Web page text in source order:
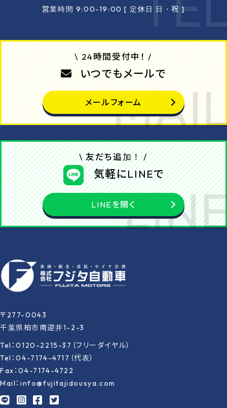
営業時間 9:00-19:00 [ 定休日 日・祝 ]
\ 24時間受付中！ /
いつでもメールで
メールフォーム
\ 友だち追加！ /
気軽にLINEで
LINEを開く
〒277-0043
千葉県柏市南逆井1-2-3
Tel：0120-2215-37（フリーダイヤル）
Tel：04-7174-4717（代表）
Fax：04-7174-4722
Mail：info@fujitajidousya.com